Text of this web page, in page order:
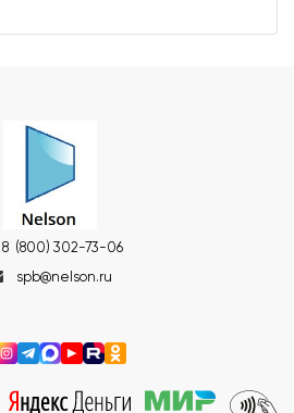
8 (800) 302-73-06
spb@nelson.ru